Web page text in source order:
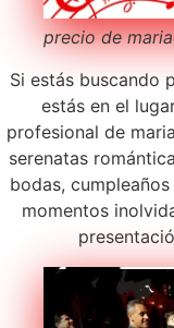
precio de
Si estás buscando
estás en el
profesional de
serenatas
bodas,
momentos